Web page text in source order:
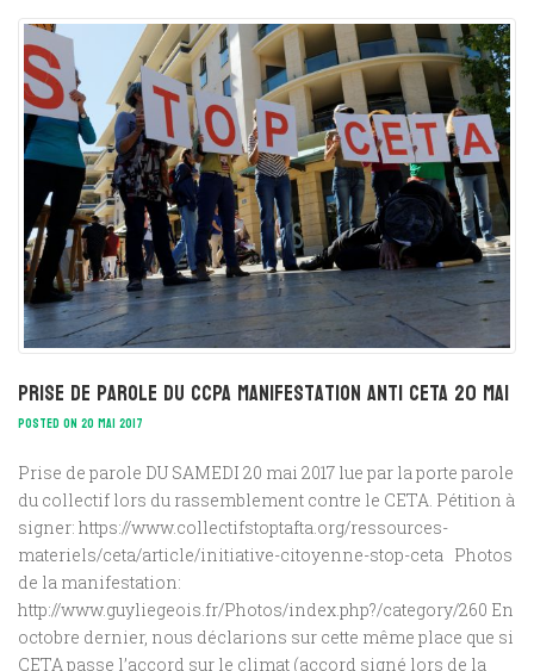
Prise de parole du CCPA Manifestation anti CETA 20 mai
POSTED ON 20 MAI 2017
Prise de parole DU SAMEDI 20 mai 2017 lue par la porte parole
du collectif lors du rassemblement contre le CETA. Pétition à
signer: https://www.collectifstoptafta.org/ressources-
materiels/ceta/article/initiative-citoyenne-stop-ceta Photos
de la manifestation:
http://www.guyliegeois.fr/Photos/index.php?/category/260 En
octobre dernier, nous déclarions sur cette même place que si
CETA passe l’accord sur le climat (accord signé lors de la